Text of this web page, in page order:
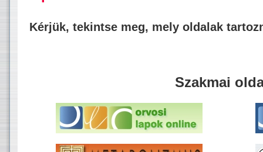
Kérjük, tekintse meg, mely oldalak
Szakmai